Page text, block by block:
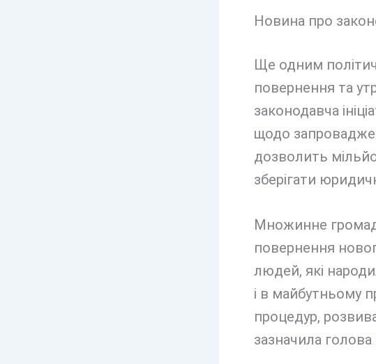
Новина про
Ще одним
повернення та
законодавча
щодо
дозволить
зберігати
Множинне
повернення
людей, які
і в майбутньому
процедур,
зазначила